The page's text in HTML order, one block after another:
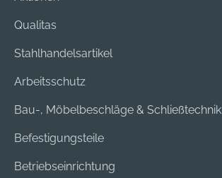
Qualitas
Stahlhandelsartikel
Arbeitsschutz
Bau-, Möbelbeschläge & Schließtechnik
Befestigungsteile
Betriebseinrichtung